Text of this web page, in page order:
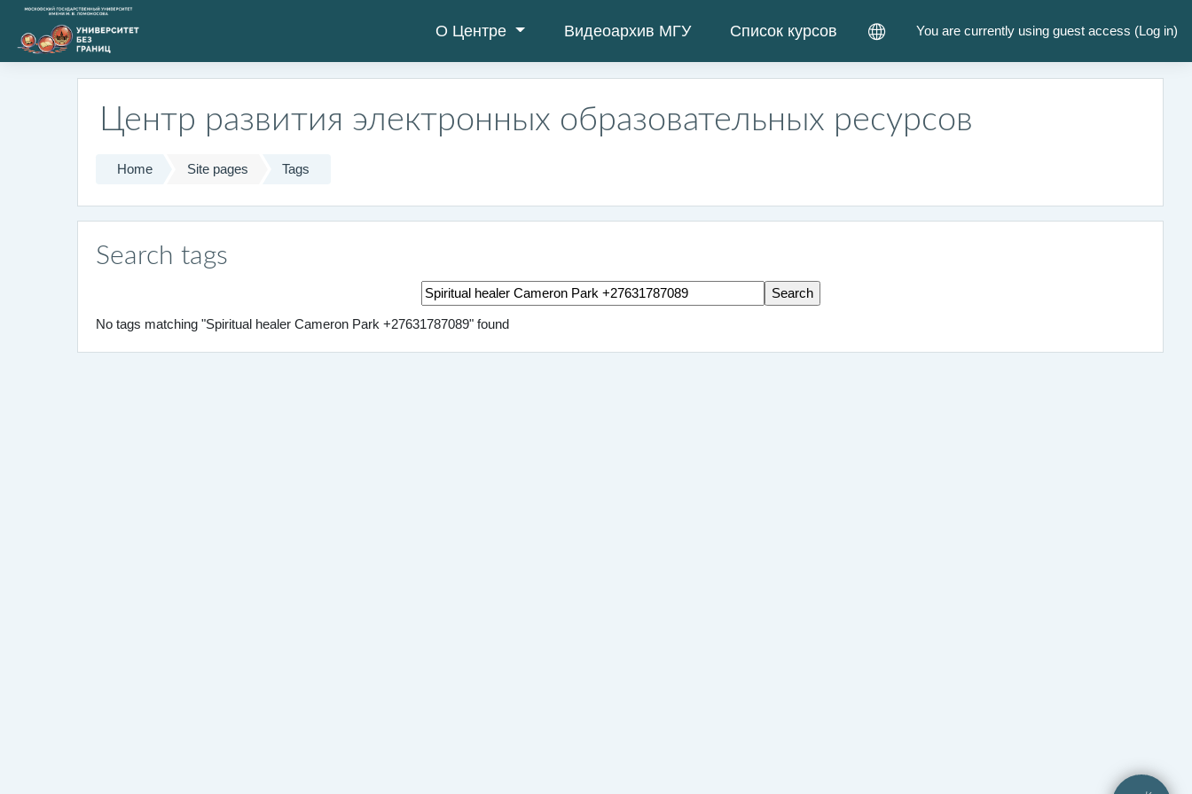
О Центре Видеоархив МГУ Список курсов You are currently using guest access (Log in)
Skip to main content
Центр развития электронных образовательных ресурсов
Home Site pages Tags
Search tags
Search tags
No tags matching "Spiritual healer Cameron Park +27631787089" found